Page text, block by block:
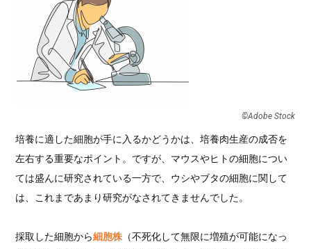
©︎Adobe Stock
培養に適した細胞が手に入るかどうかは、培養肉生産の成否を
左右する重要なポイント。ですが、マウスやヒトの細胞につい
ては盛んに研究されている一方で、ウシやブタの細胞に関して
は、これまであまり研究がなされてきませんでした。
採取した細胞から細胞株 （不死化して無限に増殖が可能になっ